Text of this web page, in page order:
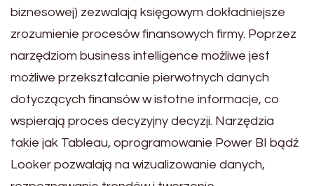
biznesowej) zezwalają księgowym dokładniejsze
zrozumienie procesów finansowych firmy. Poprzez
narzędziom business intelligence możliwe jest
możliwe przekształcanie pierwotnych danych
dotyczących finansów w istotne informacje, co
wspierają proces decyzyjny decyzji. Narzędzia
takie jak Tableau, oprogramowanie Power BI bądź
Looker pozwalają na wizualizowanie danych,